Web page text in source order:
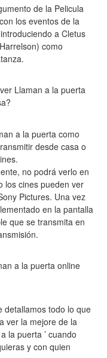
de la Pelicula
los eventos de la
a Cletus
como
Llaman a la puerta
a la puerta como
desde casa o
no podrá verlo en
los cines pueden ver
Pictures. Una vez
en la pantalla
que se transmita en
a la puerta online
detallamos todo lo que
ver la mejore de la
la puerta ’ cuando
y con quien